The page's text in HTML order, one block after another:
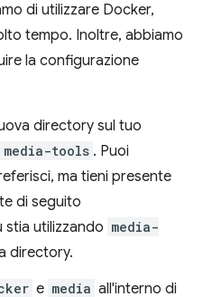
di utilizzare Docker,
tempo. Inoltre, abbiamo
la configurazione
directory sul tuo
media-tools . Puoi
ma tieni presente
di seguito
utilizzando media-
directory.
e media all'interno di